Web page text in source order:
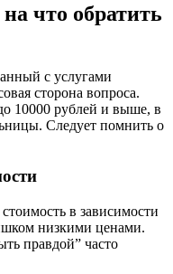
что обратить
с услугами
сторона вопроса.
10000 рублей и выше, в
Следует помнить о
в зависимости
низкими ценами.
правдой” часто